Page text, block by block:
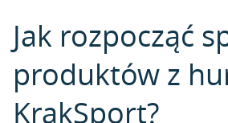
Jak rozpocząć
produktów z
KrakSport?